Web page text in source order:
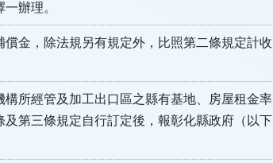
辦理。
償金，除法規另有規定外，比照第二條規定計收
構所經管及加工出口區之縣有基地、房屋租金率
及第三條規定自行訂定後，報彰化縣政府（以下